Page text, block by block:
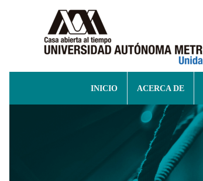
INICIO ACERCA DE